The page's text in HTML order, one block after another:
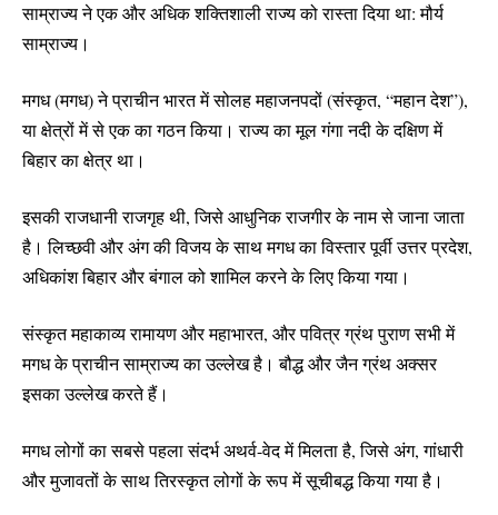
साम्राज्य ने एक और अधिक शक्तिशाली राज्य को रास्ता दिया था: मौर्य
साम्राज्य।
मगध (मगध) ने प्राचीन भारत में सोलह महाजनपदों (संस्कृत, “महान देश”),
या क्षेत्रों में से एक का गठन किया। राज्य का मूल गंगा नदी के दक्षिण में
बिहार का क्षेत्र था।
इसकी राजधानी राजगृह थी, जिसे आधुनिक राजगीर के नाम से जाना जाता
है। लिच्छवी और अंग की विजय के साथ मगध का विस्तार पूर्वी उत्तर प्रदेश,
अधिकांश बिहार और बंगाल को शामिल करने के लिए किया गया।
संस्कृत महाकाव्य रामायण और महाभारत, और पवित्र ग्रंथ पुराण सभी में
मगध के प्राचीन साम्राज्य का उल्लेख है। बौद्ध और जैन ग्रंथ अक्सर
इसका उल्लेख करते हैं।
मगध लोगों का सबसे पहला संदर्भ अथर्व-वेद में मिलता है, जिसे अंग, गांधारी
और मुजावतों के साथ तिरस्कृत लोगों के रूप में सूचीबद्ध किया गया है।